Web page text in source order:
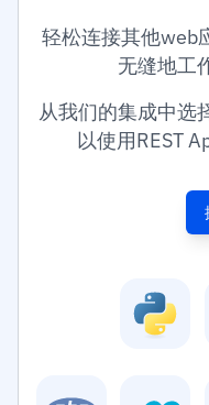
轻松连接其他web
无缝地工
从我们的集成中选
以使用REST